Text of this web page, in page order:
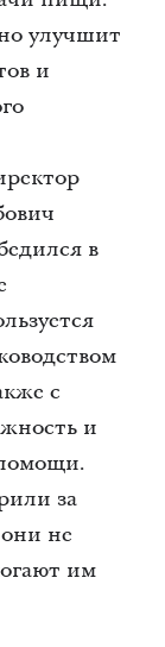
улучшит
и
в
с
и
за
не
им